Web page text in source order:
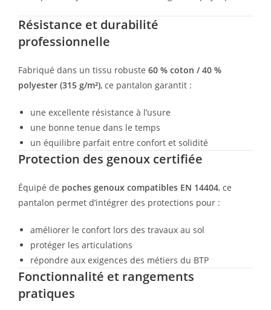
Résistance et durabilité
professionnelle
Fabriqué dans un tissu robuste 60 % coton / 40 %
polyester (315 g/m²), ce pantalon garantit :
une excellente résistance à l’usure
une bonne tenue dans le temps
un équilibre parfait entre confort et solidité
Protection des genoux certifiée
Équipé de poches genoux compatibles EN 14404, ce
pantalon permet d’intégrer des protections pour :
améliorer le confort lors des travaux au sol
protéger les articulations
répondre aux exigences des métiers du BTP
Fonctionnalité et rangements
pratiques